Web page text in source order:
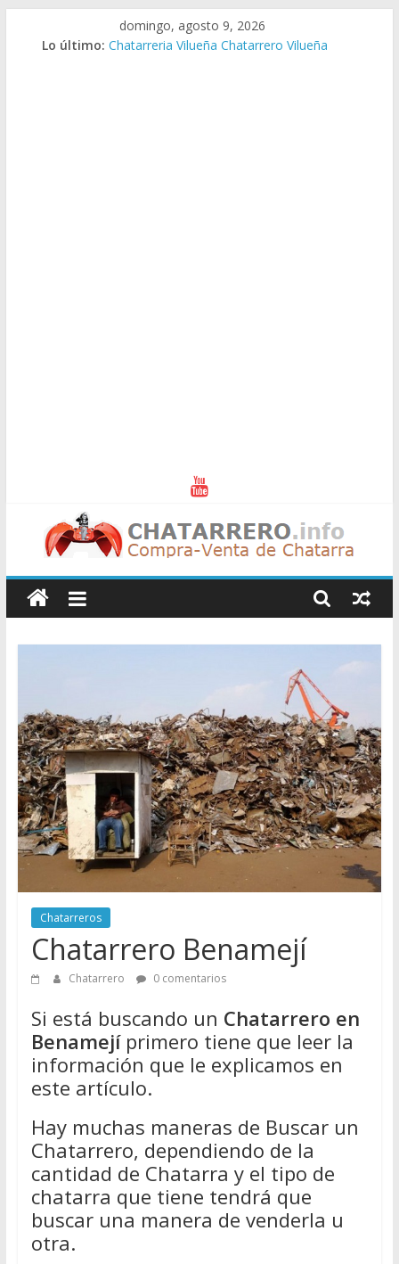
domingo, agosto 9, 2026
Lo último: Chatarreria Vilueña Chatarrero Vilueña
Chatarreros
–
de
Chatarra
Directorio
de
Chatarreros
vender
Chatarra
Chatarreros
Chatarrero Benamejí
Chatarrero 0 comentarios
Si está buscando un Chatarrero en
Benamejíprimero tiene que leer la
información que le explicamos en
este artículo.
Hay muchas maneras de Buscar un
Chatarrero, dependiendo de la
cantidad de Chatarra y el tipo de
chatarra que tiene tendrá que
buscar una manera de venderla u
otra.